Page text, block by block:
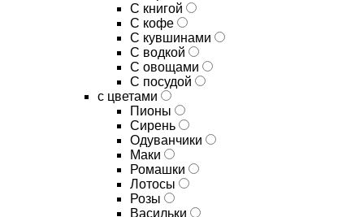
C книгой
C кофе
C кувшинами
C водкой
C овощами
C посудой
с цветами
Пионы
Сирень
Одуванчики
Маки
Ромашки
Лотосы
Розы
Васильки